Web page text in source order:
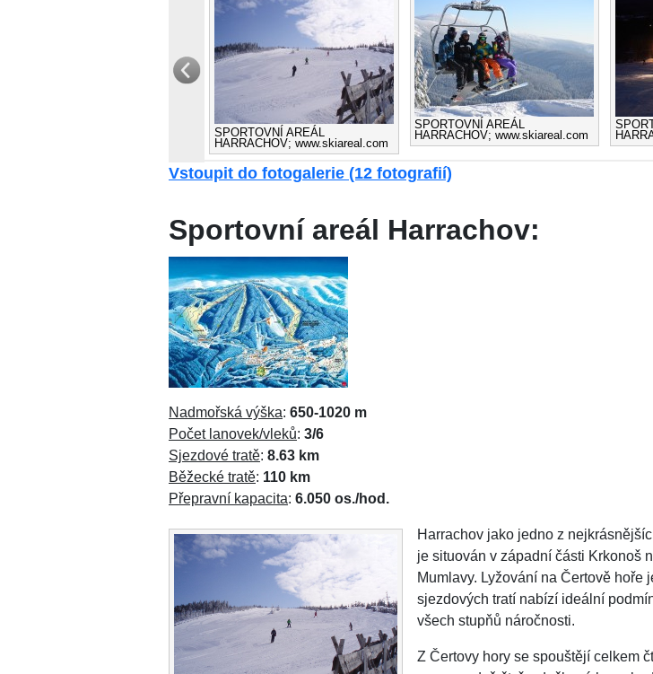
SPORTOVNÍ AREÁL
HARRACHOV; www.skiareal.com
SPORTOVNÍ AREÁL
HARRACHOV; www.skiareal.com
Vstoupit do fotogalerie (12 fotografií)
Sportovní areál Harrachov:
Nadmořská výška: 650-1020 m
Počet lanovek/vleků: 3/6
Sjezdové tratě: 8.63 km
Běžecké tratě: 110 km
Přepravní kapacita: 6.050 os./hod.
Harrachov jako jedno z
je situován v západní části Krkonoš
Mumlavy. Lyžování na Čertově hoře
sjezdových tratí nabízí ideální
všech stupňů náročnosti.
Z Čertovy hory se spouštějí celkem